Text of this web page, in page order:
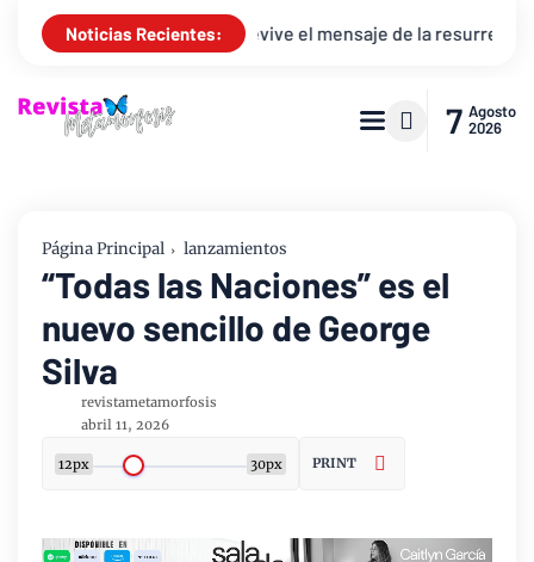
Noticias Recientes:
revive el mensaje de la resurrección “Juan 20 + Por
7 Agosto
2026
Página Principal lanzamientos
“Todas las Naciones” es el
nuevo sencillo de George
Silva
revistametamorfosis
abril 11, 2026
12px 30px PRINT